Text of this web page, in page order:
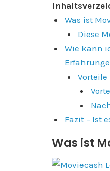
Was ist
Diese
Wie kann
Fazit – Ist
Was ist